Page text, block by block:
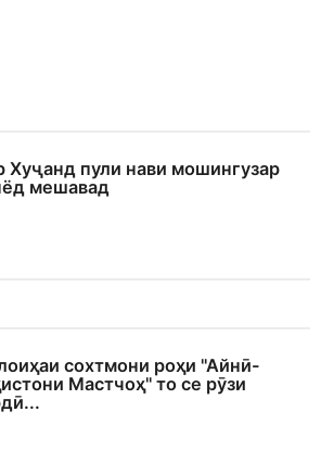
Хуҷанд пули нави мошингузар
мешавад
сохтмони роҳи "Айнӣ-
Мастчоҳ" то се рӯзи